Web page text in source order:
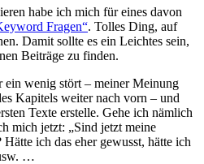
habe ich mich für eines davon
Fragen“. Tolles Ding, auf
Damit sollte es ein Leichtes sein,
Beiträge zu finden.
ein wenig stört – meiner Meinung
Kapitels weiter nach vorn – und
Texte erstelle. Gehe ich nämlich
mich jetzt: „Sind jetzt meine
ich das eher gewusst, hätte ich
…